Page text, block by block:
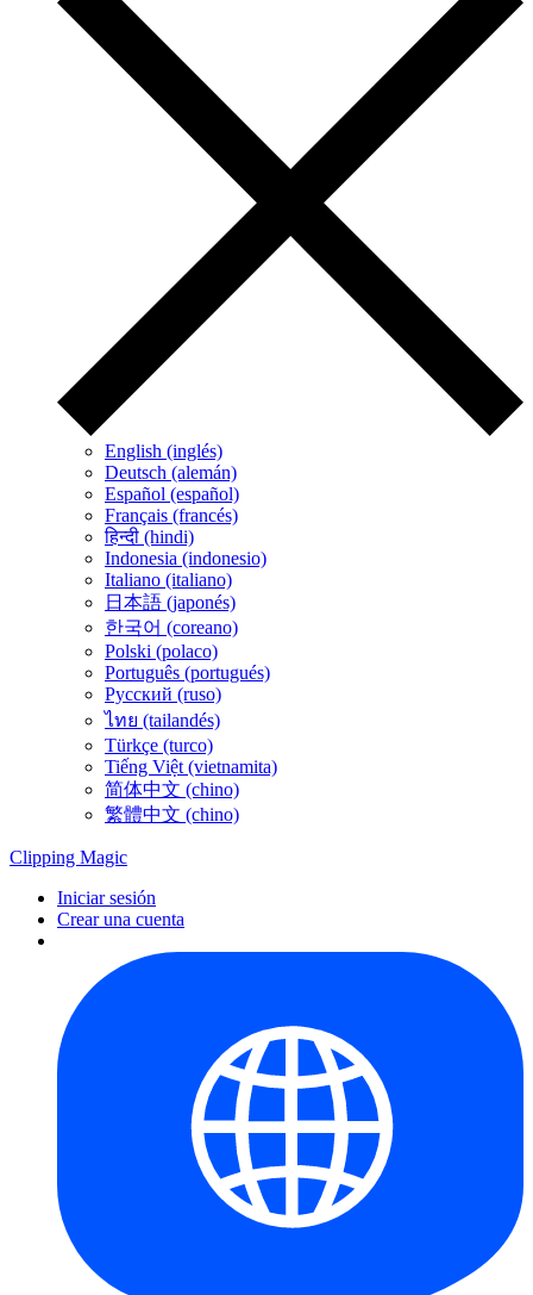
English (inglés)
Deutsch (alemán)
Español (español)
Français (francés)
हिन्दी (hindi)
Indonesia (indonesio)
Italiano (italiano)
日本語 (japonés)
한국어 (coreano)
Polski (polaco)
Português (portugués)
Русский (ruso)
ไทย (tailandés)
Türkçe (turco)
Tiếng Việt (vietnamita)
简体中文 (chino)
繁體中文 (chino)
Clipping Magic
Iniciar sesión
Crear una cuenta